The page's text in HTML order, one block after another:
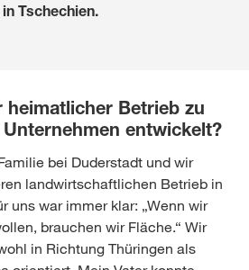
Tschechien.
heimatlicher Betrieb zu
entwickelt?
bei Duderstadt und wir
landwirtschaftlichen Betrieb in
uns war immer klar: „Wenn wir
brauchen wir Fläche.“ Wir
in Richtung Thüringen als